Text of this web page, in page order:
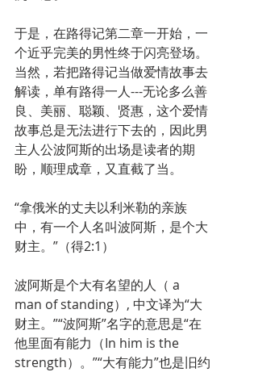
于是，在路得记第二章一开始，一
个近乎完美的男性终于闪亮登场。
当然，若把路得记当做爱情故事去
解读，单有路得一人---无论多么善
良、美丽、聪颖、贤惠，这个爱情
故事总是无法进行下去的，因此男
主人公波阿斯的出场是读者的期
盼，顺理成章，又直截了当。
“拿俄米的丈夫以利米勒的亲族
中，有一个人名叫波阿斯，是个大
财主。”（得2:1）
波阿斯是个大有名望的人（ a
man of standing）, 中文译为“大
财主。”“波阿斯”名字的意思是“在
他里面有能力（In him is the
strength）。”“大有能力”也是旧约